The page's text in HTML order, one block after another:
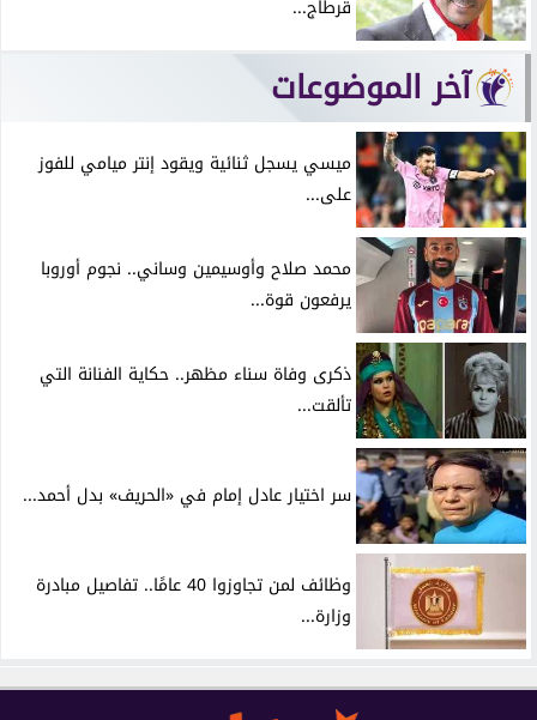
قرطاج...
آخر الموضوعات
ميسي يسجل ثنائية ويقود إنتر ميامي للفوز
على...
محمد صلاح وأوسيمين وساني.. نجوم أوروبا
يرفعون قوة...
ذكرى وفاة سناء مظهر.. حكاية الفنانة التي
تألقت...
سر اختيار عادل إمام في «الحريف» بدل أحمد...
وظائف لمن تجاوزوا 40 عامًا.. تفاصيل مبادرة
وزارة...